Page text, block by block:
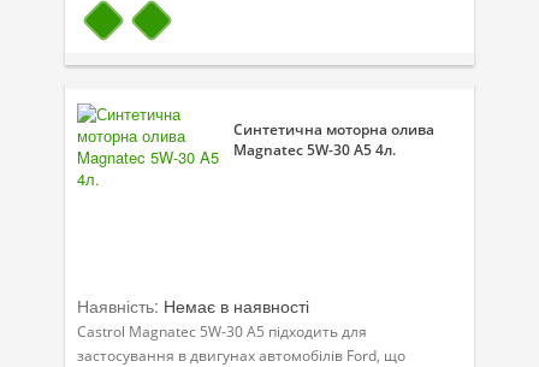
Синтетична моторна олива
Magnatec 5W-30 A5 4л.
Наявність: Немає в наявності
Castrol Magnatec 5W-30 A5 підходить для
застосування в двигунах автомобілів Ford, що